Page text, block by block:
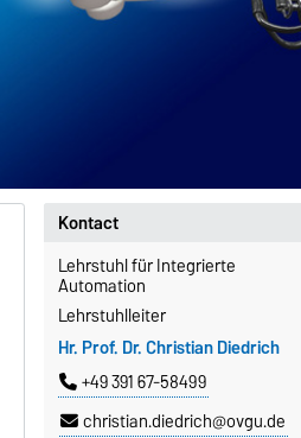
Kontact
Lehrstuhl für Integrierte
Automation
Lehrstuhlleiter
Hr. Prof. Dr. Christian Diedrich
+49 391 67-58499
christian.diedrich@ovgu.de